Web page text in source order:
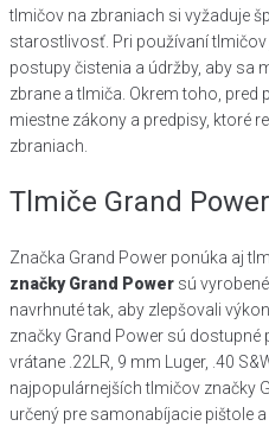
tlmičov na zbraniach si vyžaduje
starostlivosť. Pri používaní
postupy čistenia a údržby, aby sa
zbrane a tlmiča. Okrem toho,
miestne zákony a predpisy, ktoré
zbraniach.
Tlmiče Grand
Značka Grand Power ponúka aj
značky Grand Power sú
navrhnuté tak, aby zlepšovali
značky Grand Power sú dostupné
vrátane .22LR, 9 mm Luger, .40
najpopulárnejších tlmičov značky
určený pre samonabíjacie pištole